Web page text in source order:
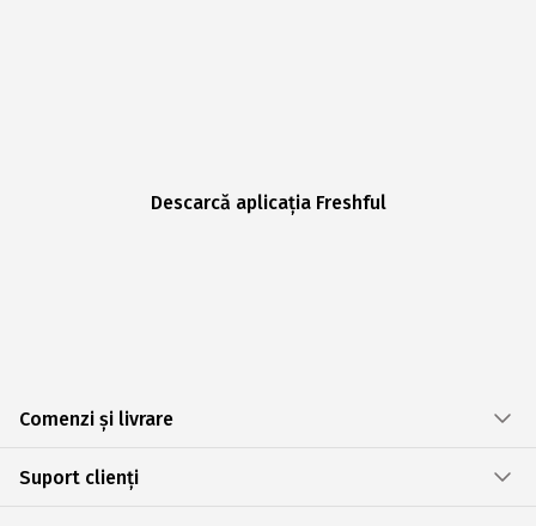
Descarcă aplicația Freshful
Comenzi și livrare
Suport clienți